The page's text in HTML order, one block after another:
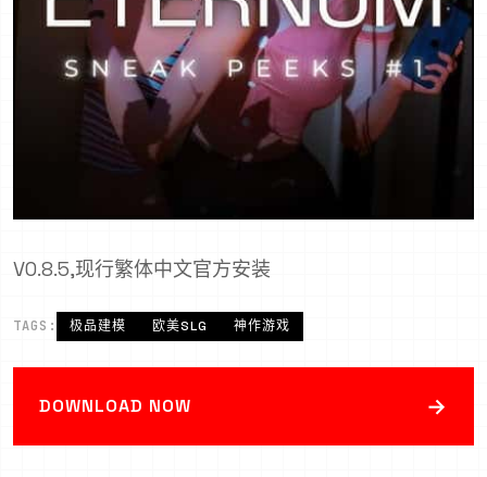
V0.8.5,现行繁体中文官方安装
TAGS: 极品建模 欧美SLG 神作游戏
DOWNLOAD NOW →